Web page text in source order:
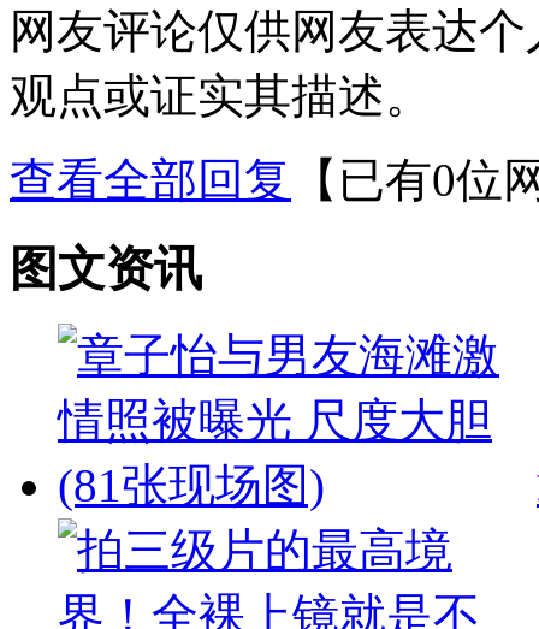
网友评论仅供网友表达
观点或证实其描述。
查看全部回复
【已有0位
图文资讯